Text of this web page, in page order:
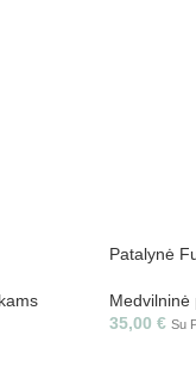
Patalynė
Medvilninė
35,00 € Su